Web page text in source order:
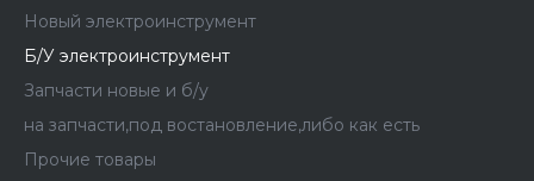
Новый электроинструмент
Б/У электроинструмент
Запчасти новые и б/у
на запчасти,под востановление,либо как есть
Прочие товары